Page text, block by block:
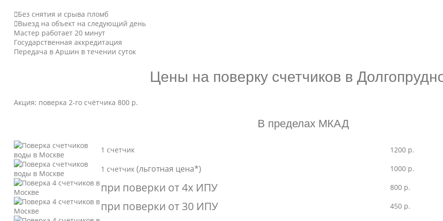
Без снятия и срыва пломб
Выезд на объект на следующий день
Мастер работает 20 минут
Государственная аккредитация
Передача в Аршин в течении суток
Цены на поверку счетчиков в
Акция: поверка 2-го счётчика 800 р.
В пределах МКАД
1 счетчик 1200 р.
1 счетчик (льготная цена*) 1000 р.
при поверки от 4х ИПУ 800 р.
при поверки от 30 ИПУ
450 р.